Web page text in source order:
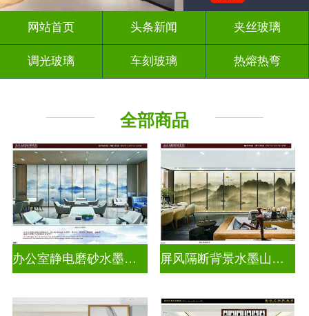
网站首页 头条新闻 夹丝玻璃
调光玻璃 车刻玻璃 热熔热弯
全部商品
办公室静电磨砂水墨山水画玻璃 屏风隔断背景水墨山水画玻璃